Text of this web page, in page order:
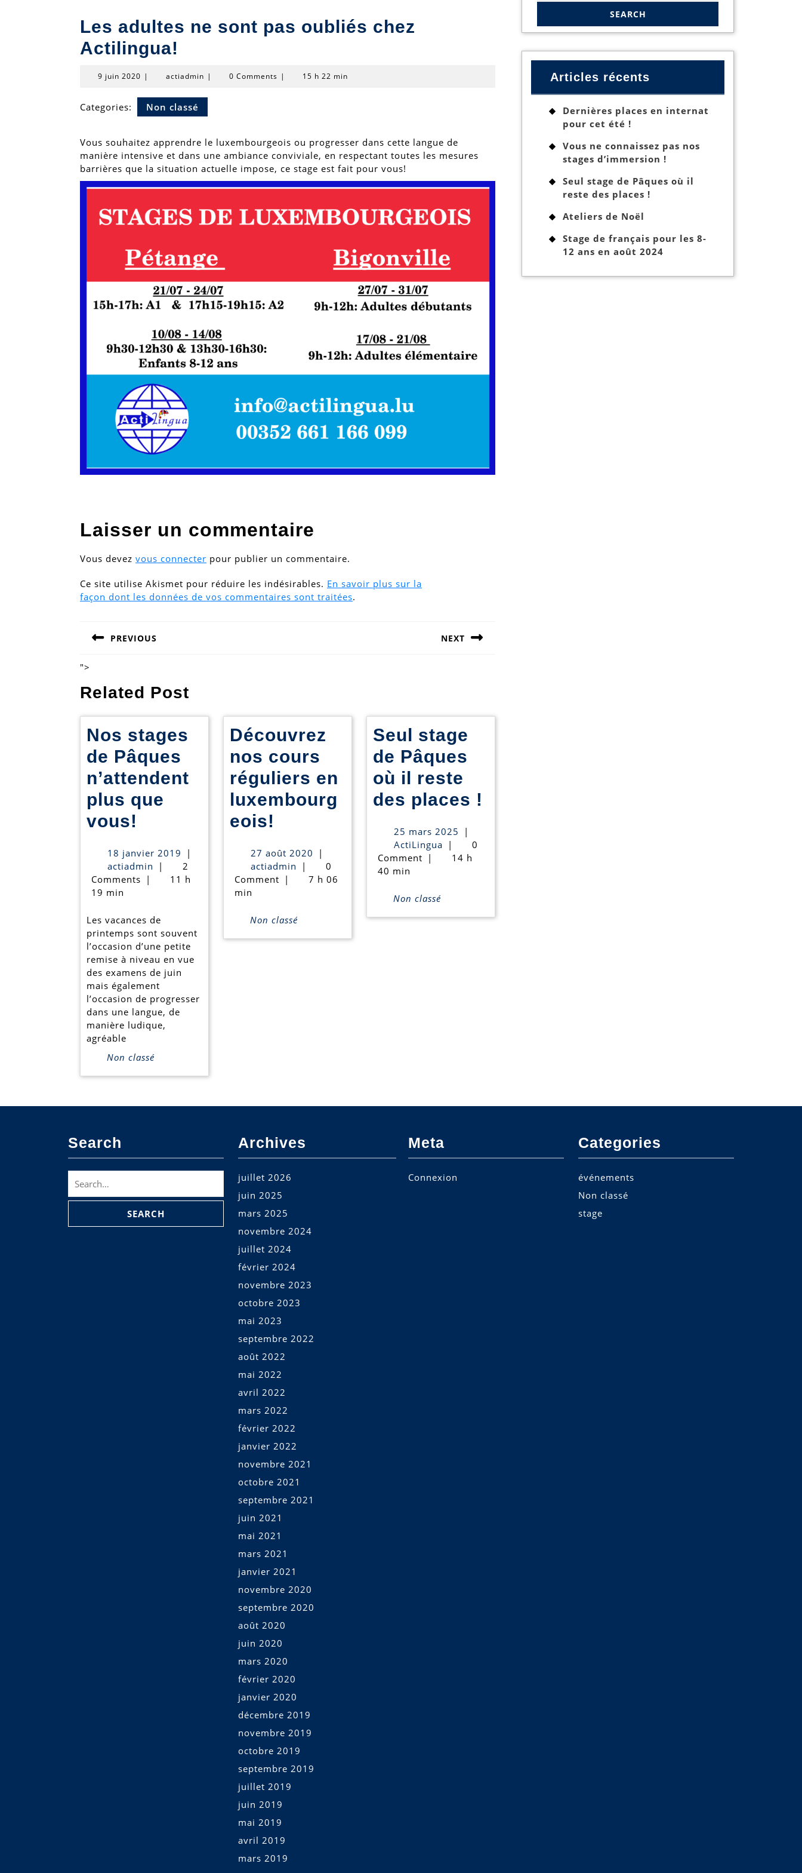
Les adultes ne sont pas oubliés chez
Actilingua!
9 juin 2020
2020
| actiadmin actiadmin
| 0 Comments | 15 h 22 min
Categories: Non classé
Vous souhaitez apprendre le luxembourgeois ou progresser dans cette langue de
manière intensive et dans une ambiance conviviale, en respectant toutes les mesures
barrières que la situation actuelle impose, ce stage est fait pour vous!
Laisser un commentaire
Vous devez vous connecter pour publier un commentaire.
Ce site utilise Akismet pour réduire les indésirables. En savoir plus sur la
façon dont les données de vos commentaires sont traitées.
de
l’article
PREVIOUS
post:
NEXT
">
Related Post
Nos stages
de Pâques
n’attendent
plus que
vous!
de
Pâques
plus
que
vous!
18 janvier 2019 18
janvier
2019
|
actiadmin actiadmin
|
2
Comments |
11 h
19 min
Les vacances de
printemps sont souvent
l’occasion d’une petite
remise à niveau en vue
des examens de juin
mais également
l’occasion de progresser
dans une langue, de
manière ludique,
agréable
Non classé
Découvrez
nos cours
réguliers en
luxembourg
eois!
cours
réguliers
luxembourgeois!
27 août 2020 27
août
2020
|
actiadmin actiadmin
|
0
Comment |
7 h 06
min
Non classé
Seul stage
de Pâques
où il reste
des places !
25 mars 2025 25
mars
2025
|
ActiLinguaActiLingua
|
0
Comment |
14 h
40 min
Non classé
Articles récents
Dernières places en internat
pour cet été !
Vous ne connaissez pas nos
stages d’immersion !
Seul stage de Pâques où il
reste des places !
Ateliers de Noël
Stage de français pour les 8-
12 ans en août 2024
Search
for:
Archives
juillet 2026
juin 2025
mars 2025
novembre 2024
juillet 2024
février 2024
novembre 2023
octobre 2023
mai 2023
septembre 2022
août 2022
mai 2022
avril 2022
mars 2022
février 2022
janvier 2022
novembre 2021
octobre 2021
septembre 2021
juin 2021
mai 2021
mars 2021
janvier 2021
novembre 2020
septembre 2020
août 2020
juin 2020
mars 2020
février 2020
janvier 2020
décembre 2019
novembre 2019
octobre 2019
septembre 2019
juillet 2019
juin 2019
mai 2019
avril 2019
mars 2019
Meta
Connexion
Categories
événements
Non classé
stage